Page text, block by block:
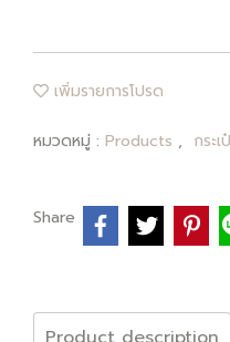
เพิ่มรายการโปรด
หมวดหมู่ : Products , กระ
Share